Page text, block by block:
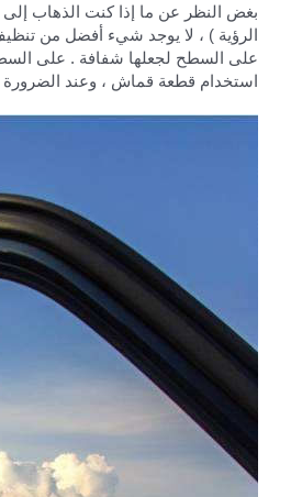
بغض النظر عن ما إذا كنت الذهاب
الرؤية ) ، لا يوجد شيء أفضل من
على السطح لجعلها شفافة . على
استخدام قطعة قماش ، وعند الضرورة